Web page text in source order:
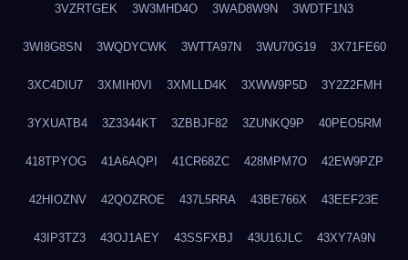
3VZRTGEK 3W3MHD4O 3WAD8W9N 3WDTF1N3
3WI8G8SN 3WQDYCWK 3WTTA97N 3WU70G19 3X71FE60
3XC4DIU7 3XMIH0VI 3XMLLD4K 3XWW9P5D 3Y2Z2FMH
3YXUATB4 3Z3344KT 3ZBBJF82 3ZUNKQ9P 40PEO5RM
418TPYOG 41A6AQPI 41CR68ZC 428MPM7O 42EW9PZP
42HIOZNV 42QOZROE 437L5RRA 43BE766X 43EEF23E
43IP3TZ3 43OJ1AEY 43SSFXBJ 43U16JLC 43XY7A9N